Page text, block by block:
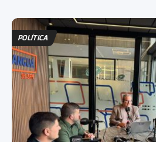
POLÍTICA